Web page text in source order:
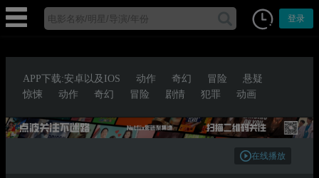
登录
APP下载:安卓以及IOS 动作 奇幻 冒险
悬疑
惊悚
动作 奇幻 冒险 剧情 犯罪 动画
在线播放